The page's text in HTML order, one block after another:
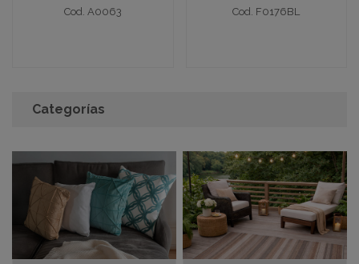
Cod. A0063
Cod. F0176BL
Categorías